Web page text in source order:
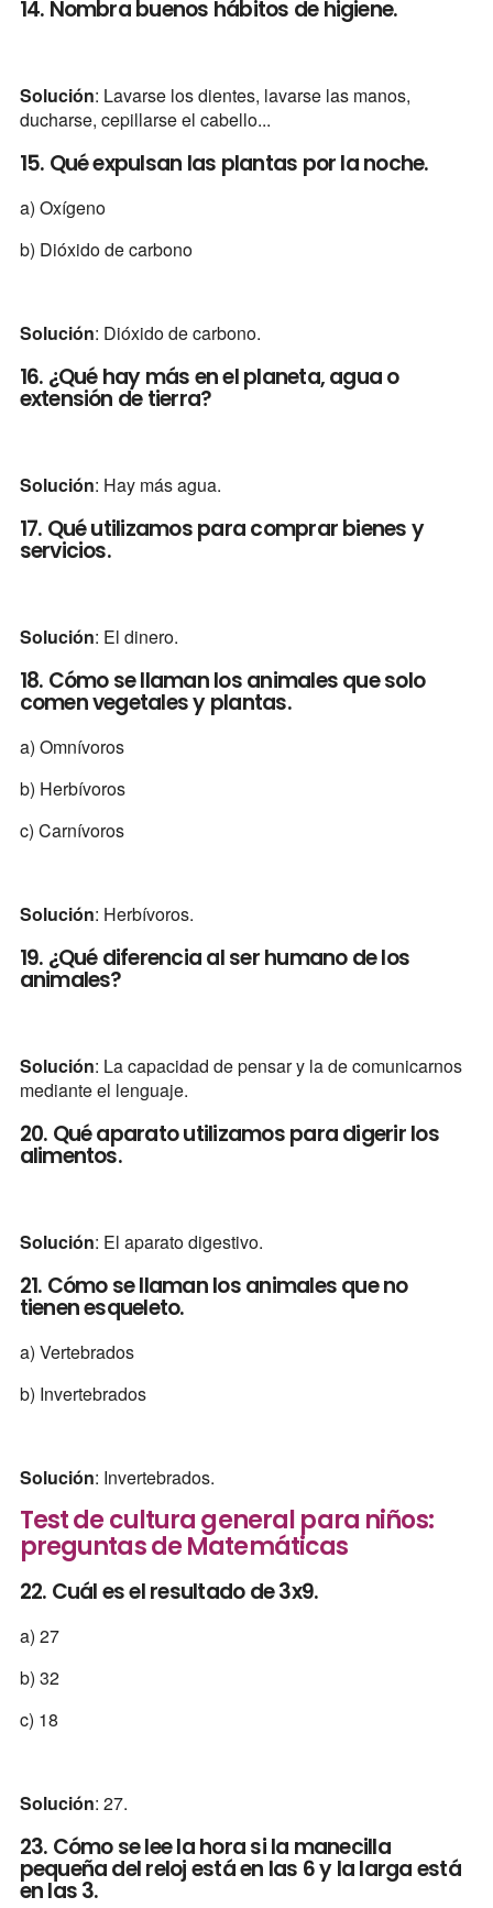
14. Nombra buenos hábitos de higiene.
Solución: Lavarse los dientes, lavarse las manos,
ducharse, cepillarse el cabello...
15. Qué expulsan las plantas por la noche.
a) Oxígeno
b) Dióxido de carbono
Solución: Dióxido de carbono.
16. ¿Qué hay más en el planeta, agua o
extensión de tierra?
Solución: Hay más agua.
17. Qué utilizamos para comprar bienes y
servicios.
Solución: El dinero.
18. Cómo se llaman los animales que solo
comen vegetales y plantas.
a) Omnívoros
b) Herbívoros
c) Carnívoros
Solución: Herbívoros.
19. ¿Qué diferencia al ser humano de los
animales?
Solución: La capacidad de pensar y la de comunicarnos
mediante el lenguaje.
20. Qué aparato utilizamos para digerir los
alimentos.
Solución: El aparato digestivo.
21. Cómo se llaman los animales que no
tienen esqueleto.
a) Vertebrados
b) Invertebrados
Solución: Invertebrados.
Test de cultura general para niños:
preguntas de Matemáticas
22. Cuál es el resultado de 3x9.
a) 27
b) 32
c) 18
Solución: 27.
23. Cómo se lee la hora si la manecilla
pequeña del reloj está en las 6 y la larga está
en las 3.